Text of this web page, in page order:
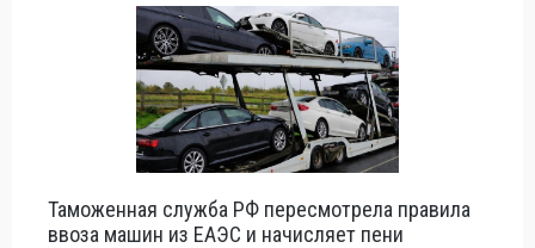
Таможенная служба РФ пересмотрела правила
ввоза машин из ЕАЭС и начисляет пени